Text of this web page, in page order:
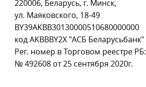
220006, Беларусь, г. Минск,
ул. Маяковского, 18-49
BY39AKBB30130000510680000000
код AKBBBY2X "АСБ Беларусьбанк"
Рег. номер в Торговом реестре РБ:
№ 492608 от 25 сентября 2020г.